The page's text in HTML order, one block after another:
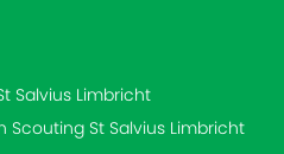
Salvius Limbricht
St Salvius Limbricht